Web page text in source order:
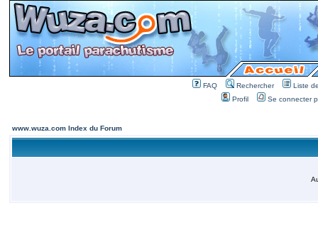
FAQ Rechercher
Liste
Profil
Se connecter
www.wuza.com Index du Forum